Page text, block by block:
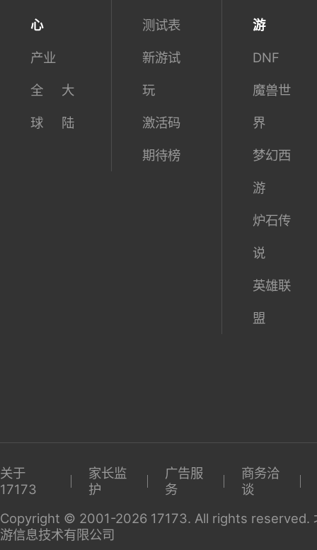
心
产业
全
球
大
陆
测试表
新游试
玩
激活码
期待榜
游
DNF
魔兽世
界
梦幻西
游
炉石传
说
英雄联
盟
关于
17173
家长监
护
广告服
务
商务洽
谈
Copyright © 2001-2026 17173. All rights reserved.
游信息技术有限公司